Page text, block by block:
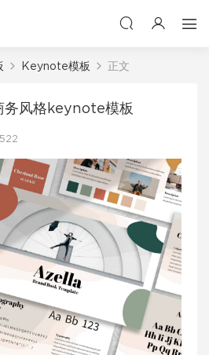
Keynote模板 正文
务风格keynote模板